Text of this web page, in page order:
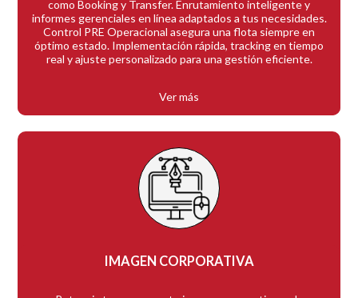
como Booking y Transfer. Enrutamiento inteligente y
informes gerenciales en línea adaptados a tus necesidades.
Control PRE Operacional asegura una flota siempre en
óptimo estado. Implementación rápida, tracking en tiempo
real y ajuste personalizado para una gestión eficiente.
Ver más
IMAGEN CORPORATIVA